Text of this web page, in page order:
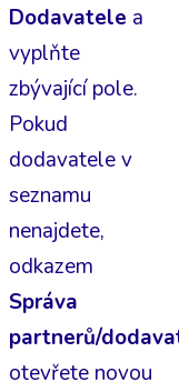
Dodavatele a
vyplňte
zbývající pole.
Pokud
dodavatele v
seznamu
nenajdete,
odkazem
Správa
partnerů/
otevřete novou